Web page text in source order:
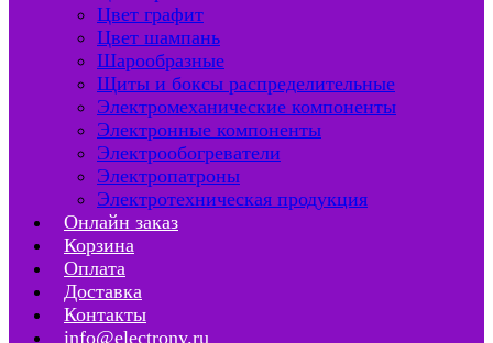
Цвет графит
Цвет шампань
Шарообразные
Щиты и боксы распределительные
Электромеханические компоненты
Электронные компоненты
Электрообогреватели
Электропатроны
Электротехническая продукция
Онлайн заказ
Корзина
Оплата
Доставка
Контакты
info@electrony.ru